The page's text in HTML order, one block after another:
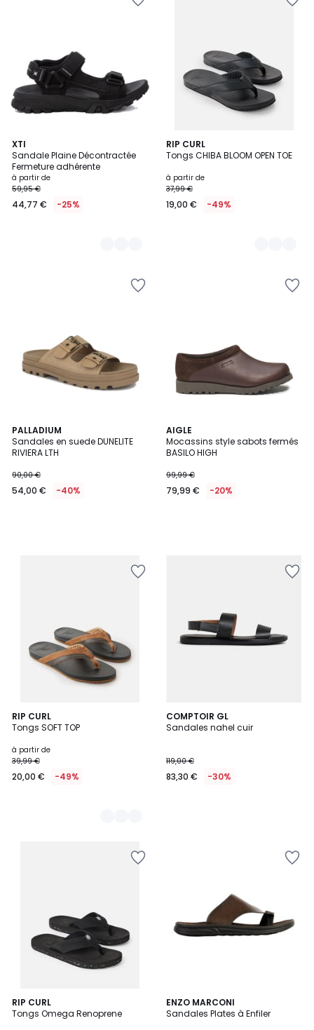
XTI
Sandale Plaine Décontractée
Fermeture adhérente
à partir de
59,95 €
44,77 € -25%
3
Couleurs
RIP CURL
Tongs CHIBA BLOOM OPEN TOE
à partir de
37,99 €
19,00 € -49%
2
Couleurs
PALLADIUM
Sandales en suede DUNELITE
RIVIERA LTH
90,00 €
54,00 € -40%
AIGLE
Mocassins style sabots fermés
BASILO HIGH
99,99 €
79,99 € -20%
RIP CURL
Tongs SOFT TOP
à partir de
39,99 €
20,00 € -49%
2
Couleurs
COMPTOIR GL
Sandales nahel cuir
119,00 €
83,30 € -30%
RIP CURL
Tongs Omega Renoprene
ENZO MARCONI
Sandales Plates à Enfiler